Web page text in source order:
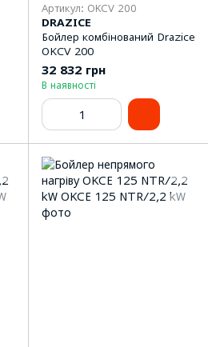
Артикул: OKCV 200
DRAZICE
Бойлер комбінований Drazice
OKCV 200
32 832 грн
В наявності